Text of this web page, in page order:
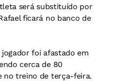
será substituído por
ficará no banco de
foi afastado em
cerca de 80
no treino de terça-feira.